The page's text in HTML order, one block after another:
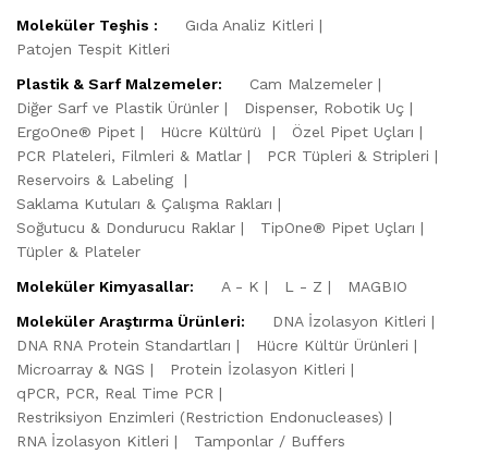
Moleküler Teşhis :
Gıda Analiz Kitleri
Patojen Tespit Kitleri
Plastik & Sarf Malzemeler:
Cam Malzemeler
Diğer Sarf ve Plastik Ürünler
Dispenser, Robotik Uç
ErgoOne® Pipet
Hücre Kültürü
Özel Pipet Uçları
PCR Plateleri, Filmleri & Matlar
PCR Tüpleri & Stripleri
Reservoirs & Labeling
Saklama Kutuları & Çalışma Rakları
Soğutucu & Dondurucu Raklar
TipOne® Pipet Uçları
Tüpler & Plateler
Moleküler Kimyasallar:
A - K L - Z
MAGBIO
Moleküler Araştırma Ürünleri:
DNA İzolasyon Kitleri
DNA RNA Protein Standartları
Hücre Kültür Ürünleri
Microarray & NGS
Protein İzolasyon Kitleri
qPCR, PCR, Real Time PCR
Restriksiyon Enzimleri (Restriction Endonucleases)
RNA İzolasyon Kitleri
Tamponlar / Buffers